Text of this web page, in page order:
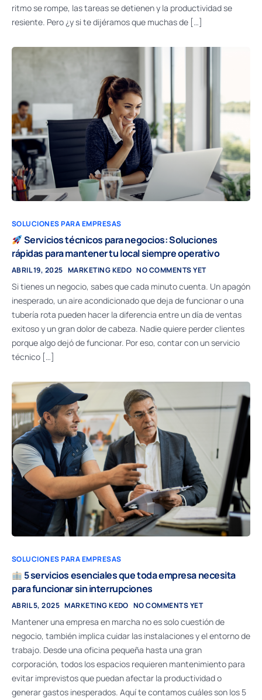
ritmo se rompe, las tareas se detienen y la productividad se
resiente. Pero ¿y si te dijéramos que muchas de […]
SOLUCIONES PARA EMPRESAS
Servicios técnicos para negocios: Soluciones
rápidas para mantener tu local siempre operativo
ABRIL 19, 2025 MARKETING KEDO NO COMMENTS YET
Si tienes un negocio, sabes que cada minuto cuenta. Un apagón
inesperado, un aire acondicionado que deja de funcionar o una
tubería rota pueden hacer la diferencia entre un día de ventas
exitoso y un gran dolor de cabeza. Nadie quiere perder clientes
porque algo dejó de funcionar. Por eso, contar con un servicio
técnico […]
SOLUCIONES PARA EMPRESAS
5 servicios esenciales que toda empresa necesita
para funcionar sin interrupciones
ABRIL 5, 2025 MARKETING KEDO NO COMMENTS YET
Mantener una empresa en marcha no es solo cuestión de
negocio, también implica cuidar las instalaciones y el entorno de
trabajo. Desde una oficina pequeña hasta una gran
corporación, todos los espacios requieren mantenimiento para
evitar imprevistos que puedan afectar la productividad o
generar gastos inesperados. Aquí te contamos cuáles son los 5